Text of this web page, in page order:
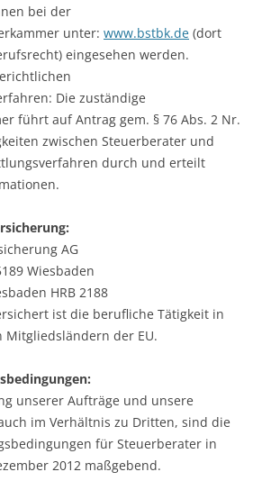
bei der
unter: www.bstbk.de (dort
eingesehen werden.
Die zuständige
führt auf Antrag gem. § 76 Abs. 2 Nr.
zwischen Steuerberater und
durch und erteilt
AG
Wiesbaden
HRB 2188
ist die berufliche Tätigkeit in
Mitgliedsländern der EU.
unserer Aufträge und unsere
im Verhältnis zu Dritten, sind die
für Steuerberater in
2012 maßgebend.